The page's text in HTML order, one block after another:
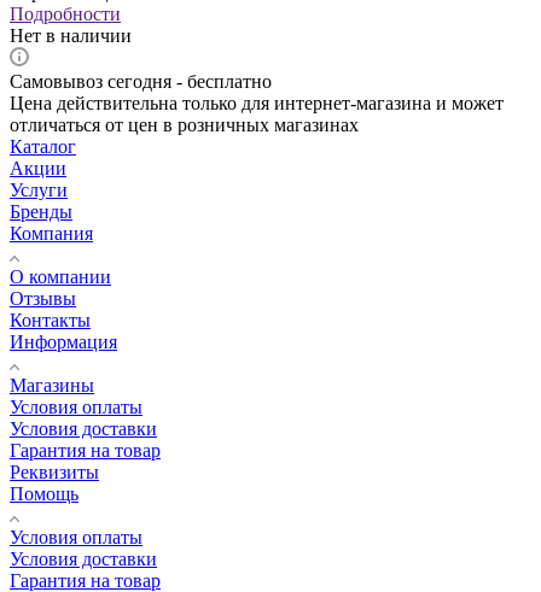
Подробности
Нет в наличии
Самовывоз сегодня - бесплатно
Цена действительна только для интернет-магазина и может
отличаться от цен в розничных магазинах
Каталог
Акции
Услуги
Бренды
Компания
О компании
Отзывы
Контакты
Информация
Магазины
Условия оплаты
Условия доставки
Гарантия на товар
Реквизиты
Помощь
Условия оплаты
Условия доставки
Гарантия на товар